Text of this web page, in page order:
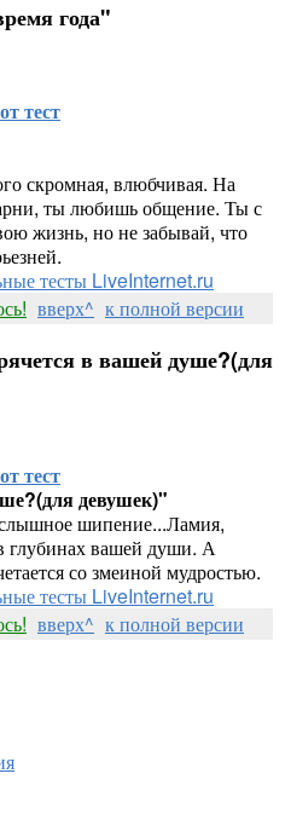
года"
тест
скромная, влюбчивая. На
ты любишь общение. Ты с
жизнь, но не забывай, что
тесты LiveInternet.ru
вверх^ к полной версии
в вашей душе?(для
тест
девушек)"
слышное шипение...Ламия,
глубинах вашей души. А
со змеиной мудростью.
тесты LiveInternet.ru
вверх^ к полной версии